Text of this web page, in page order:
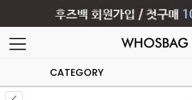
CATEGORY